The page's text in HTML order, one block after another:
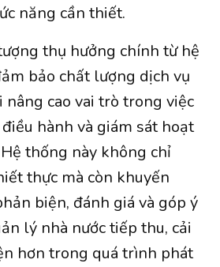
năng cần thiết.
thụ hưởng chính từ hệ
bảo chất lượng dịch vụ
cao vai trò trong việc
hành và giám sát hoạt
thống này không chỉ
thực mà còn khuyến
biện, đánh giá và góp ý
lý nhà nước tiếp thu, cải
hơn trong quá trình phát